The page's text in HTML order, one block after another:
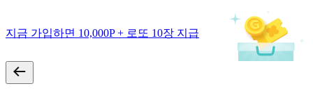
지금 가입하면 10,000P + 로또 10장 지급